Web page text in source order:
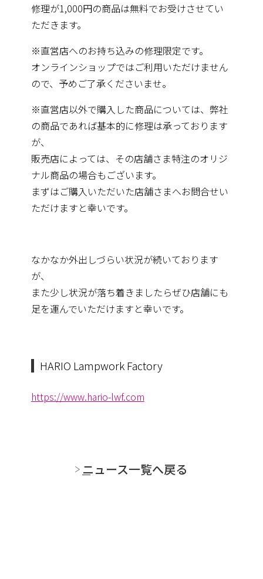
修理が1,000円の商品は無料でお受けさせてい
ただきます。
※直営店へのお持ち込みの修理限定です。
オンラインショップではご利用いただけません
ので、予めご了承くださいませ。
※直営店以外で購入した商品については、弊社
の商品であれば基本的に修理は承っております
が、
販売店によっては、その店舗さま特注のオリジ
ナル商品の場合もございます。
まずはご購入いただいた店舗さまへお問合せい
ただけますと幸いです。
なかなか外出しづらい状況が続いております
が、
また少し状況が落ち着きましたらぜひ店舗にも
足を運んでいただけますと幸いです。
HARIO Lampwork Factory
https://www.hario-lwf.com
ニュース一覧へ戻る